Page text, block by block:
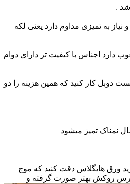
.
به تمیزی مداوم دارد یعنی لکه
دارد اجناس با کیفیت تر دارای دوام
دوبل کار کنید که همین هزینه را دو
نمناک تمیز میشود
ورق هایگلاس دقت کنید که موج
پرس روکش بهتر صورت گرفته و